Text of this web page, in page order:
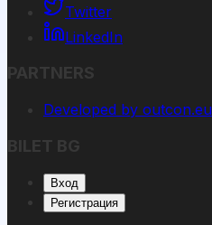
Twitter
LinkedIn
PARTNERS
Developed by outcon.eu
BILET BG
Вход
Регистрация